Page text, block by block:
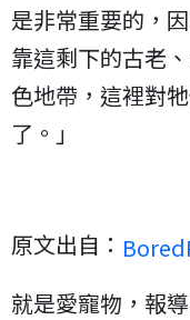
是非常重要的，
靠這剩下的古老
色地帶，這裡對
了。」
原文出自：
就是愛寵物，報